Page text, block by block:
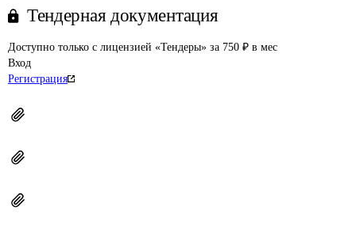
Тендерная документация
Доступно только с лицензией «Тендеры» за 750 ₽ в мес
Вход
Регистрация